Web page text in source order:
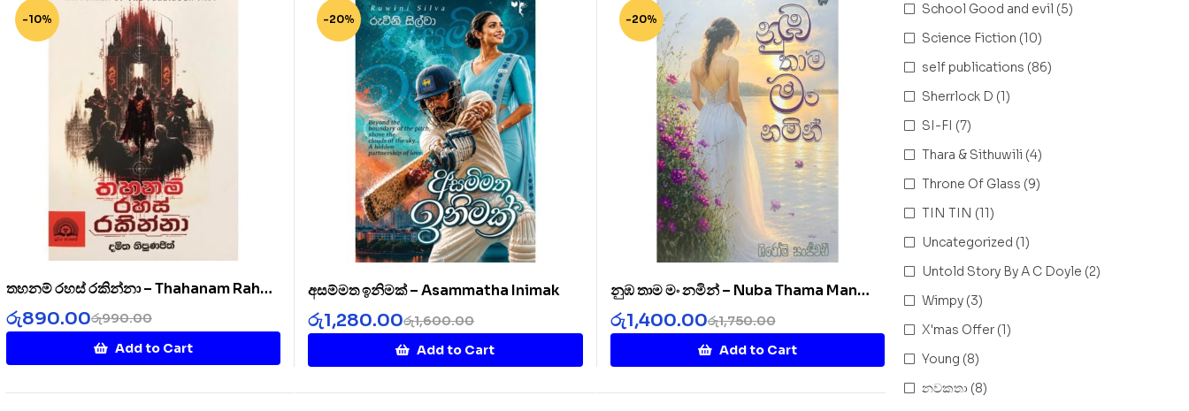
-10%
තහනම් රහස් රකින්නා – Thahanam Rahas
Rakinnaa
රු990.00
රු890.00
Add to Cart
-20%
අසම්මත ඉනිමක් – Asammatha Inimak
රු1,600.00
රු1,280.00
Add to Cart
-20%
නුඹ තාම මං නමින් – Nuba Thama Man
Namin
රු1,750.00
රු1,400.00
Add to Cart
School Good and evil (5)
Science Fiction (10)
self publications (86)
Sherrlock D (1)
SI-FI (7)
Thara & Sithuwili (4)
Throne Of Glass (9)
TIN TIN (11)
Uncategorized (1)
Untold Story By A C Doyle (2)
Wimpy (3)
X'mas Offer (1)
Young (8)
නවකතා (8)